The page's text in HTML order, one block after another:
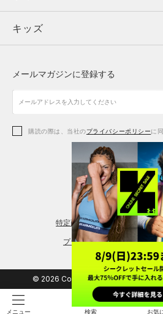
メニュー 検索 お気
キッズ
アクセサリー
ボトムス
アクセサリー
トップス
シューズ
アクセサリー
レギンス＆タイツ
キッズ
シューズ
メールマガジンに登録する
購読の際は、当社のプライバシーポリシーに
特定商取引法に基づく通販の表
プライバシーポリシー
© 2026 Copyright DOME